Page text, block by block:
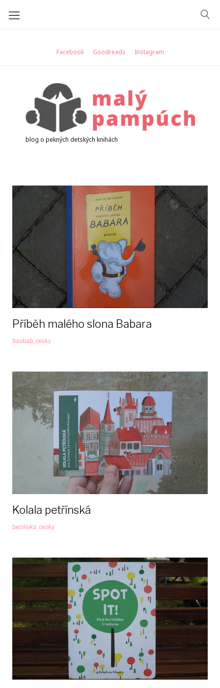
Facebook Goodreads Instagram
blog o pekných detských knihách
Kategória:
recenzie
Příběh malého slona Babara
baobab cesky
Kolala petřínská
beziliska cesky